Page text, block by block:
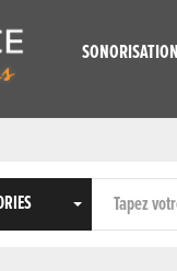
SONORISATION